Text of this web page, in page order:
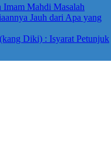
Imam Mahdi Masalah
Jauh dari Apa yang
Diki) : Isyarat Petunjuk